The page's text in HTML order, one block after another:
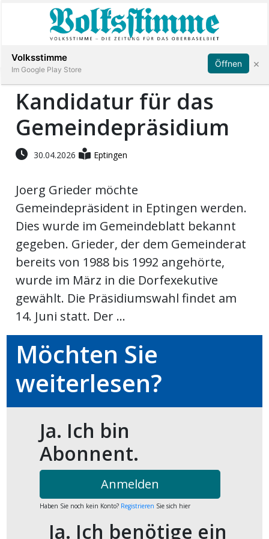
Immobilien
Veranstaltungen
Stellen
E-
App
Fussball
Abonnieren Anmelden
Kandidatur für das
Gemeindepräsidium
30.04.2026 Eptingen
Joerg Grieder möchte
Gemeindepräsident in Eptingen werden.
Dies wurde im Gemeindeblatt bekannt
gegeben. Grieder, der dem Gemeinderat
bereits von 1988 bis 1992 angehörte,
wurde im März in die Dorfexekutive
gewählt. Die Präsidiumswahl findet am
14. Juni statt. Der ...
Möchten Sie
weiterlesen?
Ja. Ich bin
Abonnent.
Anmelden
Haben Sie noch kein Konto? Registrieren Sie sich hier
Ja. Ich benötige ein
Volksstimme
Im Google Play Store
Öffnen ×